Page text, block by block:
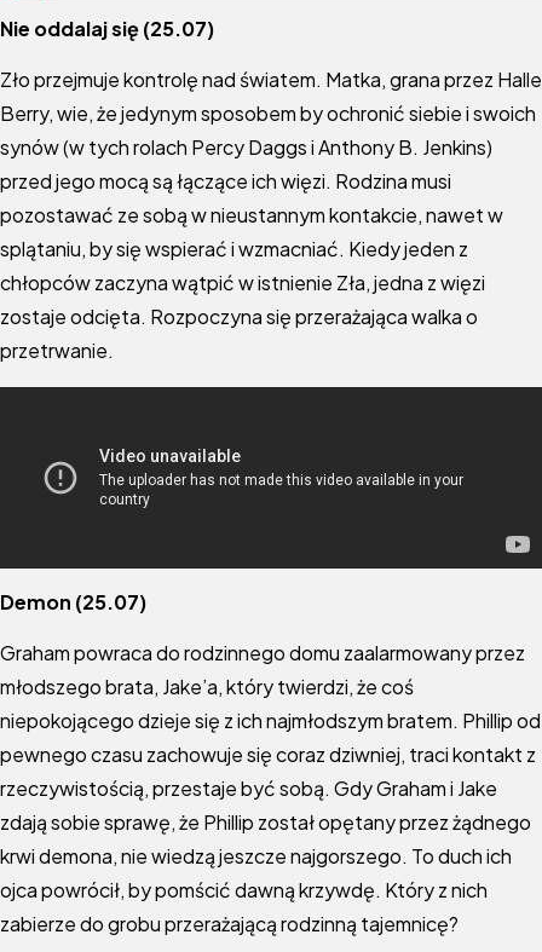
Nie oddalaj się (25.07)
Zło przejmuje kontrolę nad światem. Matka, grana przez Halle
Berry, wie, że jedynym sposobem by ochronić siebie i swoich
synów (w tych rolach Percy Daggs i Anthony B. Jenkins)
przed jego mocą są łączące ich więzi. Rodzina musi
pozostawać ze sobą w nieustannym kontakcie, nawet w
splątaniu, by się wspierać i wzmacniać. Kiedy jeden z
chłopców zaczyna wątpić w istnienie Zła, jedna z więzi
zostaje odcięta. Rozpoczyna się przerażająca walka o
przetrwanie.
Demon (25.07)
Graham powraca do rodzinnego domu zaalarmowany przez
młodszego brata, Jake’a, który twierdzi, że coś
niepokojącego dzieje się z ich najmłodszym bratem. Phillip od
pewnego czasu zachowuje się coraz dziwniej, traci kontakt z
rzeczywistością, przestaje być sobą. Gdy Graham i Jake
zdają sobie sprawę, że Phillip został opętany przez żądnego
krwi demona, nie wiedzą jeszcze najgorszego. To duch ich
ojca powrócił, by pomścić dawną krzywdę. Który z nich
zabierze do grobu przerażającą rodzinną tajemnicę?